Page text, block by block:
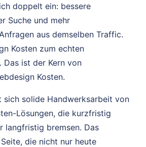
doppelt ein: bessere
Suche und mehr
aus demselben Traffic.
Kosten zum echten
Das ist der Kern von
Kosten.
sich solide Handwerksarbeit von
Lösungen, die kurzfristig
langfristig bremsen. Das
die nicht nur heute